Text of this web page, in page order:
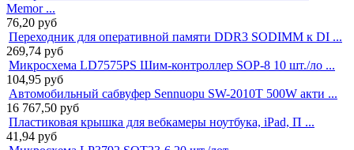
Memor ...
76,20 руб
Переходник для оперативной памяти DDR3 SODIMM к DI ...
269,74 руб
Микросхема LD7575PS Шим-контроллер SOP-8 10 шт./ло ...
104,95 руб
Автомобильный сабвуфер Sennuopu SW-2010T 500W акти ...
16 767,50 руб
Пластиковая крышка для вебкамеры ноутбука, iPad, П ...
41,94 руб